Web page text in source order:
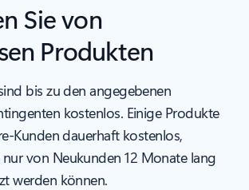
Sie von
Produkten
bis zu den angegebenen
kostenlos. Einige Produkte
Kunden dauerhaft kostenlos,
von Neukunden 12 Monate lang
werden können.